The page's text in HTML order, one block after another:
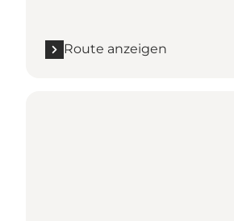
Route anzeigen